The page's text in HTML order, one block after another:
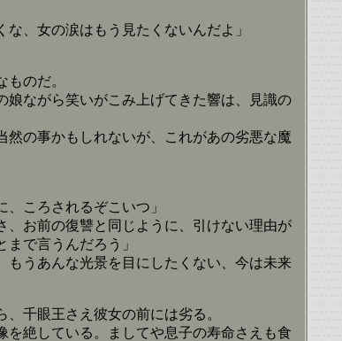
、女の涙はもう見たくないんだよ」
のだ。
ながら笑いがこみ上げてきた響は、見識の
の事かもしれないが、これがあの劣悪な魔
ころされるぞこいつ」
、お前の復讐と同じように、引けない理由が
で言うんだろう」
もうあんな光景を目にしたくない、今は未来
千眼王さえ彼女の前には劣る。
絶している。ましてや息子の寿命さえも食